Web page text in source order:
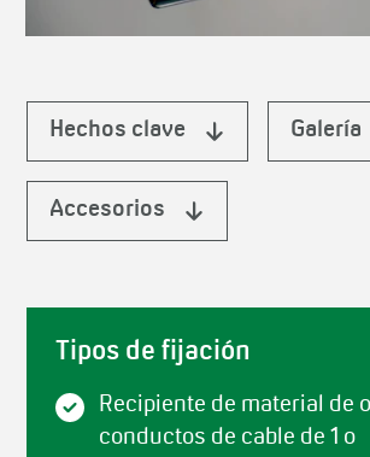
Hechos clave Galería
Accesorios
Tipos de fijación
Recipiente de material de
conductos de cable de 1 o